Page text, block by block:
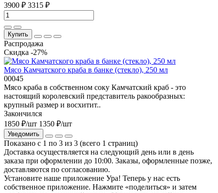
3900 ₽ 3315 ₽
Купить
Распродажа
Скидка -27%
Мясо Камчатского краба в банке (стекло), 250 мл
00045
Мясо краба в собственном соку Камчатский краб - это
настоящий королевский представитель ракообразных:
крупный размер и восхитит..
Закончился
1850 ₽/шт 1350 ₽/шт
Уведомить
Показано с 1 по 3 из 3 (всего 1 страниц)
Доставка осуществляется на следующий день или в день
заказа при оформлении до 10:00. Заказы, оформленные позже,
доставляются по согласованию.
Установите наше приложение Ура! Теперь у нас есть
собственное приложение. Нажмите «поделиться» и затем